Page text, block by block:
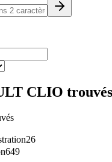
CLIO trouvés
26
649